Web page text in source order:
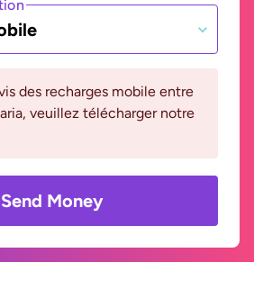
des recharges mobile entre
veuillez télécharger notre
Send Money